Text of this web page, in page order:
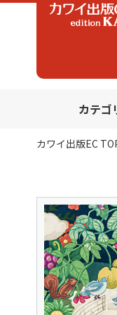
カテゴ
カワイ出版EC